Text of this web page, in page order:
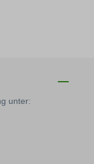
unter: